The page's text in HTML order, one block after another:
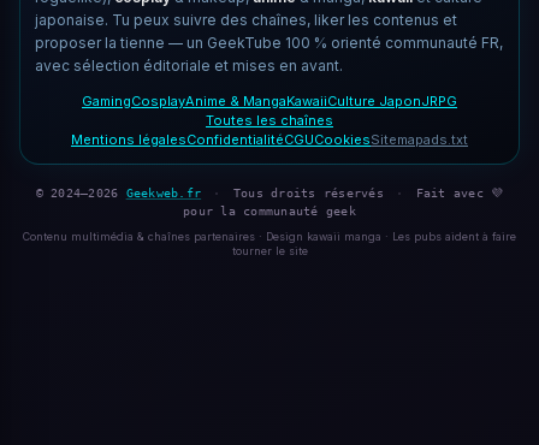
japonaise. Tu peux suivre des chaînes, liker les contenus et
proposer la tienne — un GeekTube 100 % orienté communauté FR,
avec sélection éditoriale et mises en avant.
GamingCosplayAnime & MangaKawaiiCulture JaponJRPG
Toutes les chaînes
Mentions légalesConfidentialitéCGUCookiesSitemapads.txt
© 2024–2026 Geekweb.fr · Tous droits réservés ·
Fait avec 💜
pour la communauté geek
Contenu multimédia & chaînes partenaires · Design kawaii manga · Les pubs aident à faire
tourner le site